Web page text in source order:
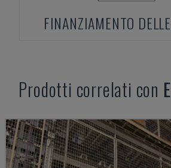
FINANZIAMENTO
Prodotti correlati con